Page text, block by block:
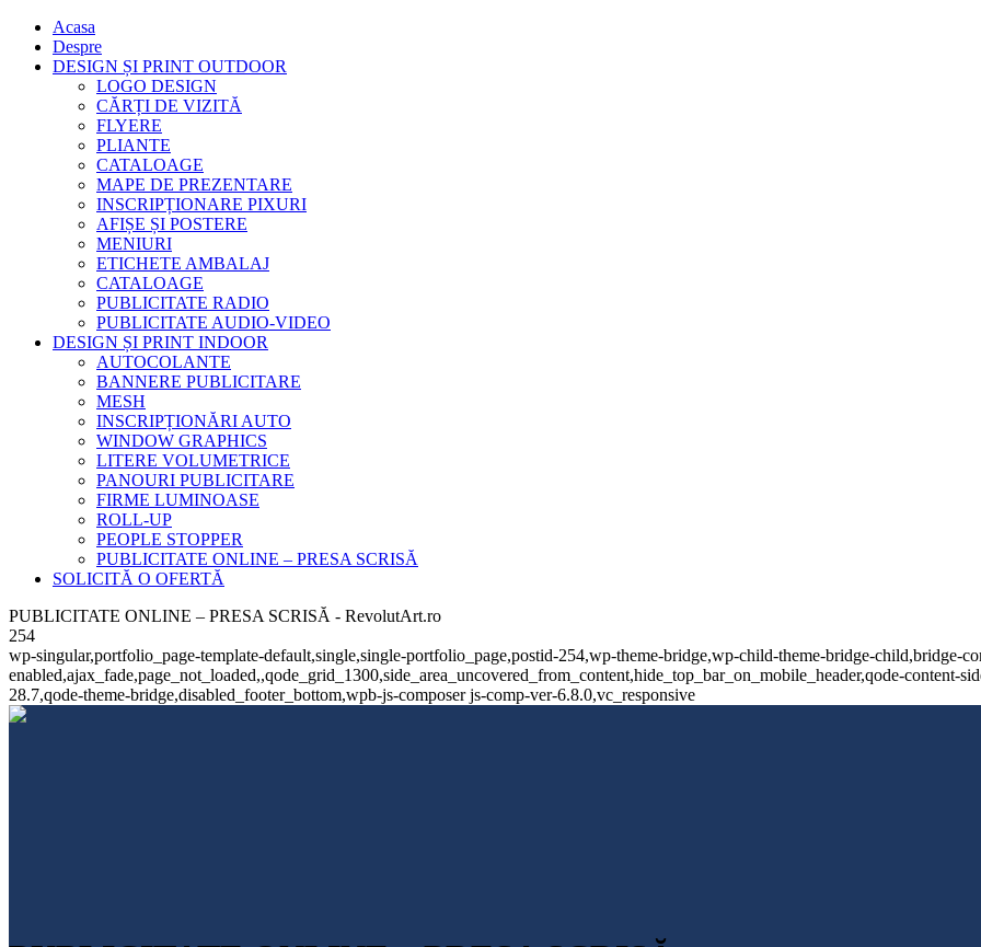
Acasa
Despre
DESIGN ȘI PRINT OUTDOOR
LOGO DESIGN
CĂRȚI DE VIZITĂ
FLYERE
PLIANTE
CATALOAGE
MAPE DE PREZENTARE
INSCRIPȚIONARE PIXURI
AFIȘE ȘI POSTERE
MENIURI
ETICHETE AMBALAJ
CATALOAGE
PUBLICITATE RADIO
PUBLICITATE AUDIO-VIDEO
DESIGN ȘI PRINT INDOOR
AUTOCOLANTE
BANNERE PUBLICITARE
MESH
INSCRIPȚIONĂRI AUTO
WINDOW GRAPHICS
LITERE VOLUMETRICE
PANOURI PUBLICITARE
FIRME LUMINOASE
ROLL-UP
PEOPLE STOPPER
PUBLICITATE ONLINE – PRESA SCRISĂ
SOLICITĂ O OFERTĂ
PUBLICITATE ONLINE – PRESA SCRISĂ - RevolutArt.ro
254
wp-singular,portfolio_page-template-default,single,single-portfolio_page,postid-254,wp-theme-bridge,wp-child-theme-bridge-child,bridge-
enabled,ajax_fade,page_not_loaded,,qode_grid_1300,side_area_uncovered_from_content,hide_top_bar_on_mobile_header,qode-content-
28.7,qode-theme-bridge,disabled_footer_bottom,wpb-js-composer js-comp-ver-6.8.0,vc_responsive